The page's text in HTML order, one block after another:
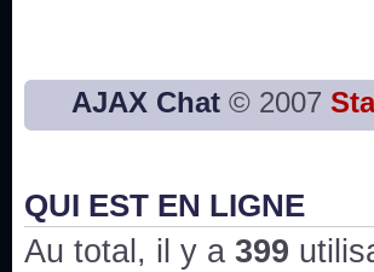
Bon, 2020, ça n'a pas trop
issus des saisons 6; 7 et 8 !
Bonne année 2020 !
AJAX Chat © 2007
QUI EST EN LIGNE
Au total, il y a 399